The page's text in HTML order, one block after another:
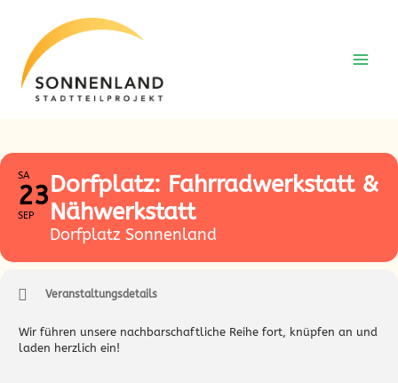
Inhalt
springen
Inhalt
springen
SA
23
SEP
Dorfplatz: Fahrradwerkstatt &
Nähwerkstatt
Dorfplatz Sonnenland
Veranstaltungsdetails
Wir führen unsere nachbarschaftliche Reihe fort, knüpfen an und
laden herzlich ein!